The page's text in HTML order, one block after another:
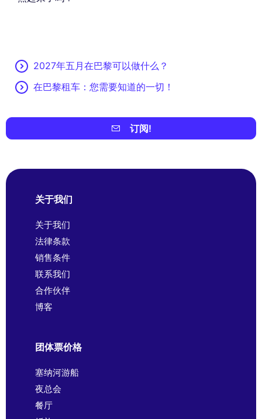
2027年五月在巴黎可以做什么？
在巴黎租车：您需要知道的一切！
订阅!
关于我们
关于我们
法律条款
销售条件
联系我们
合作伙伴
博客
团体票价格
塞纳河游船
夜总会
餐厅